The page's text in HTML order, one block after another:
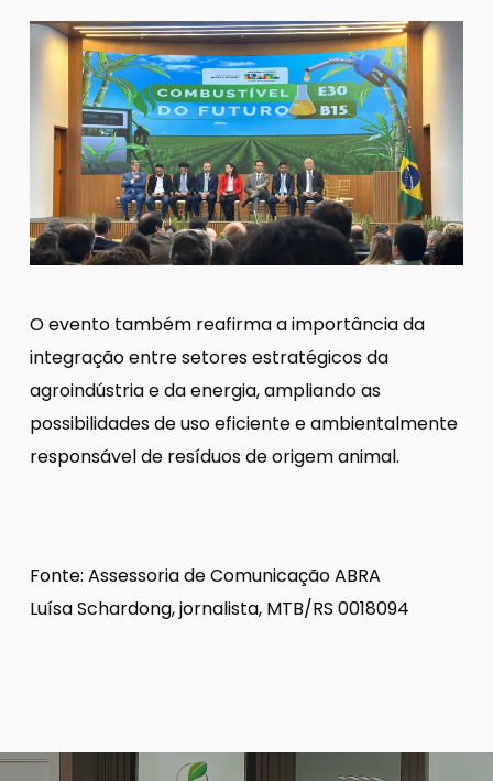
O evento também reafirma a importância da
integração entre setores estratégicos da
agroindústria e da energia, ampliando as
possibilidades de uso eficiente e ambientalmente
responsável de resíduos de origem animal.
Fonte: Assessoria de Comunicação ABRA
Luísa Schardong, jornalista, MTB/RS 0018094